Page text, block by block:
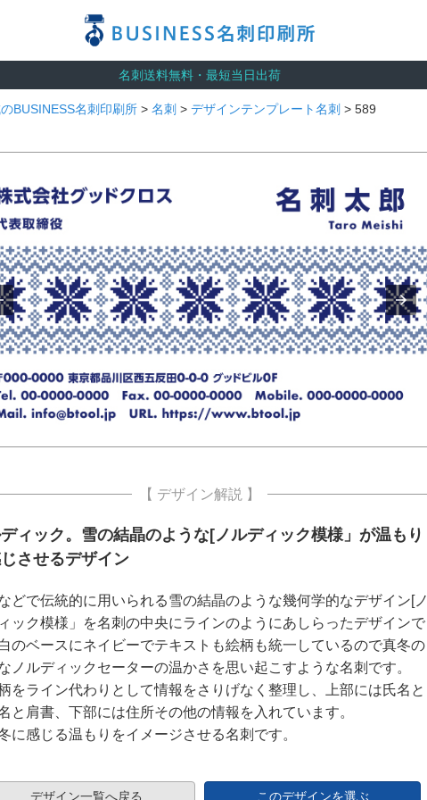
名刺送料無料・最短当日出荷
BUSINESS名刺印刷所 > 名刺 > デザインテンプレート名刺 > 589
【 デザイン解説 】
ィック。雪の結晶のような[ノルディック模様」が温もり
させるデザイン
どで伝統的に用いられる雪の結晶のような幾何学的なデザイン[ノ
ック模様」を名刺の中央にラインのようにあしらったデザインで
のベースにネイビーでテキストも絵柄も統一しているので真冬の
ノルディックセーターの温かさを思い起こすような名刺です。
をライン代わりとして情報をさりげなく整理し、上部には氏名と
と肩書、下部には住所その他の情報を入れています。
に感じる温もりをイメージさせる名刺です。
デザイン一覧へ戻る このデザインを選ぶ